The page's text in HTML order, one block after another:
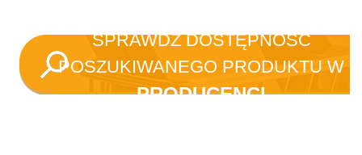
SPRAWDŹ DOSTĘPNOŚĆ
POSZUKIWANEGO PRODUKTU W
PRODUCENCI